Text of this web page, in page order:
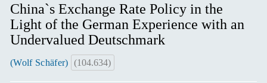
China`s Exchange Rate Policy in the
Light of the German Experience with an
Undervalued Deutschmark
(Wolf Schäfer) (104.634)